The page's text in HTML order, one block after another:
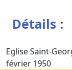
Détails :
Eglise Saint-
février 1950